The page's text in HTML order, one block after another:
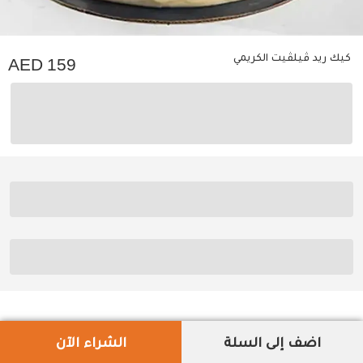
كيك ريد ڤيلڤيت الكريمي 159
اضف إلى السلة الشراء الآن